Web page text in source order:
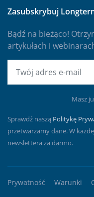
Zasubskrybuj
Bądź na bieżąco!
artykułach i
Masz
Sprawdź naszą Politykę
przetwarzamy dane. W
newslettera za darmo.
Prywatność Warunki